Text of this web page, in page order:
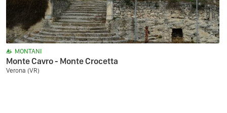
MONTANI
Monte Cavro - Monte Crocetta
Verona (VR)